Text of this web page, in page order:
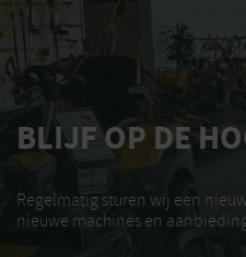
BLIJF OP DE
Regelmatig sturen wij een
nieuwe machines en